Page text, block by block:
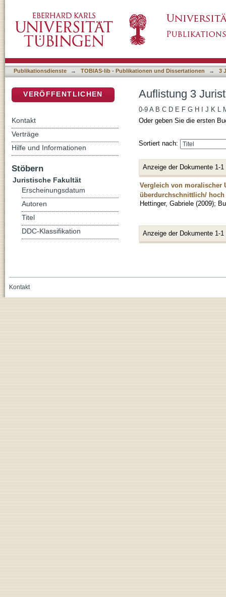
Publikationsdienste → TOBIAS-lib - Publikationen und Dissertationen → 3
Auflistung 3
0-9 A B C D E F G H J K L
Oder geben Sie die ersten
Sortiert nach:
Anzeige der Dokumente 1-1
Vergleich von moralischer
überdurchschnittlich/
Hettinger, Gabriele (2009);
Anzeige der Dokumente 1-1
VERÖFFENTLICHEN
Kontakt
Verträge
Hilfe und Informationen
Stöbern
Juristische Fakultät
Erscheinungsdatum
Autoren
Titel
DDC-Klassifikation
Kontakt